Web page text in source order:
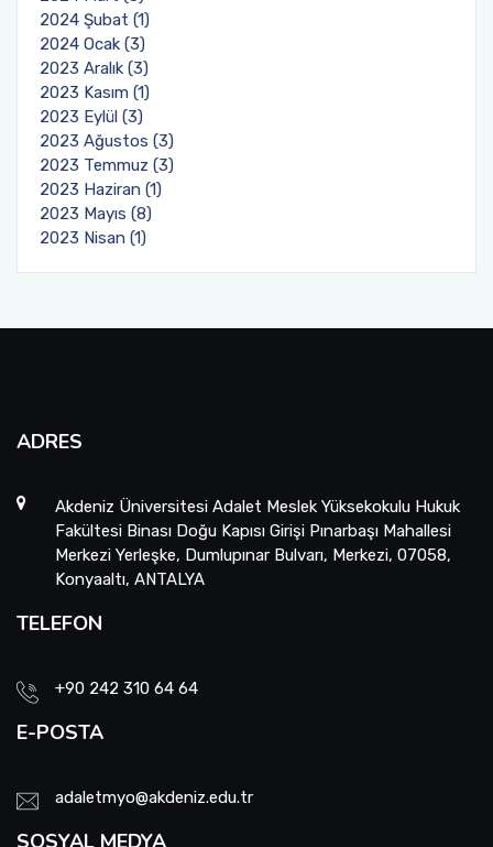
2024 Şubat (1)
2024 Ocak (3)
2023 Aralık (3)
2023 Kasım (1)
2023 Eylül (3)
2023 Ağustos (3)
2023 Temmuz (3)
2023 Haziran (1)
2023 Mayıs (8)
2023 Nisan (1)
ADRES
Akdeniz Üniversitesi Adalet Meslek Yüksekokulu Hukuk
Fakültesi Binası Doğu Kapısı Girişi Pınarbaşı Mahallesi
Merkezi Yerleşke, Dumlupınar Bulvarı, Merkezi, 07058,
Konyaaltı, ANTALYA
TELEFON
+90 242 310 64 64
E-POSTA
adaletmyo@akdeniz.edu.tr
SOSYAL MEDYA